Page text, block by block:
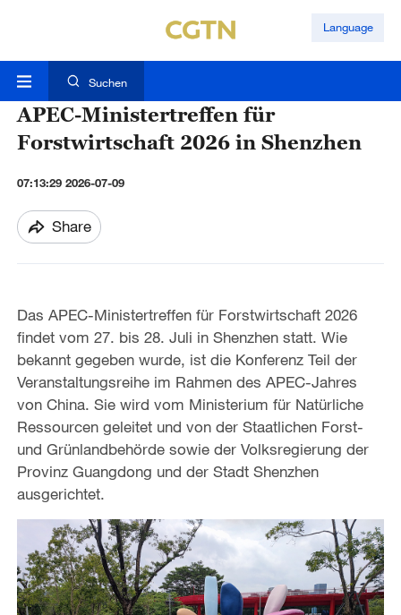
Language
Suchen
APEC-Ministertreffen für
Forstwirtschaft 2026 in Shenzhen
07:13:29 2026-07-09
Share
Das APEC-Ministertreffen für Forstwirtschaft 2026
findet vom 27. bis 28. Juli in Shenzhen statt. Wie
bekannt gegeben wurde, ist die Konferenz Teil der
Veranstaltungsreihe im Rahmen des APEC-Jahres
von China. Sie wird vom Ministerium für Natürliche
Ressourcen geleitet und von der Staatlichen Forst-
und Grünlandbehörde sowie der Volksregierung der
Provinz Guangdong und der Stadt Shenzhen
ausgerichtet.